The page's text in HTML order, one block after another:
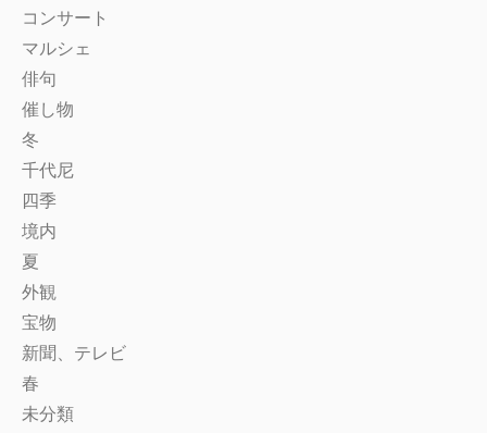
コンサート
マルシェ
俳句
催し物
冬
千代尼
四季
境内
夏
外観
宝物
新聞、テレビ
春
未分類